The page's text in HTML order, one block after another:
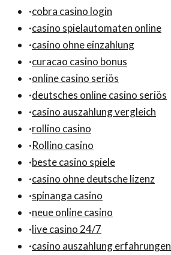
·cobra casino login
·casino spielautomaten online
·casino ohne einzahlung
·curacao casino bonus
·online casino seriös
·deutsches online casino seriös
·casino auszahlung vergleich
·rollino casino
·Rollino casino
·beste casino spiele
·casino ohne deutsche lizenz
·spinanga casino
·neue online casino
·live casino 24/7
·casino auszahlung erfahrungen